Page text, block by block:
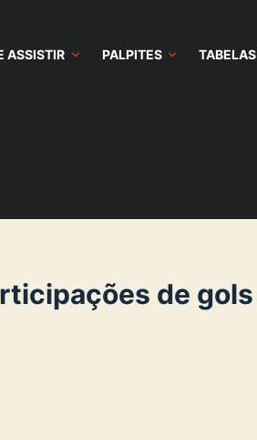
ASSISTIR PALPITES TABELAS
de gols